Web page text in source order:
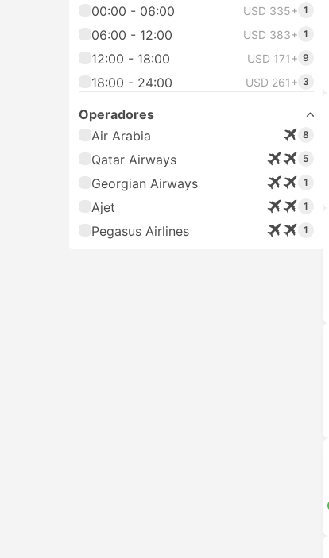
00:00 - 06:00
USD 335+ 1
06:00 - 12:00 USD 383+ 1
12:00 - 18:00 USD 171+ 9
18:00 - 24:00 USD 261+ 3
Operadores
Air Arabia
8
Qatar Airways 5
Georgian Airways 1
Ajet 1
Pegasus Airlines 1